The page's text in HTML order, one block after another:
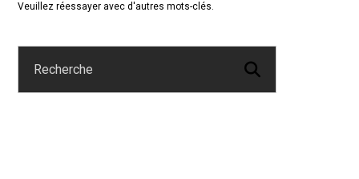
Veuillez réessayer avec d'autres mots-clés.